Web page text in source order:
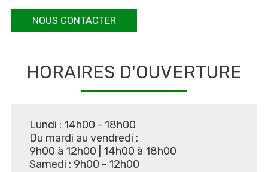
NOUS CONTACTER
HORAIRES D'OUVERTURE
Lundi : 14h00 - 18h00
Du mardi au vendredi :
9h00 à 12h00
14h00 à 18h00
Samedi : 9h00 - 12h00